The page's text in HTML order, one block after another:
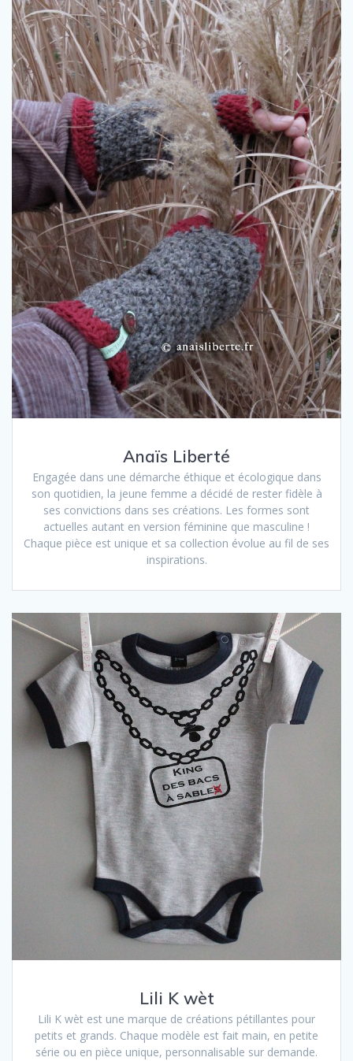
Anaïs Liberté
Engagée dans une démarche éthique et écologique dans
son quotidien, la jeune femme a décidé de rester fidèle à
ses convictions dans ses créations. Les formes sont
actuelles autant en version féminine que masculine !
Chaque pièce est unique et sa collection évolue au fil de ses
inspirations.
Lili K wèt
Lili K wèt est une marque de créations pétillantes pour
petits et grands. Chaque modèle est fait main, en petite
série ou en pièce unique, personnalisable sur demande.